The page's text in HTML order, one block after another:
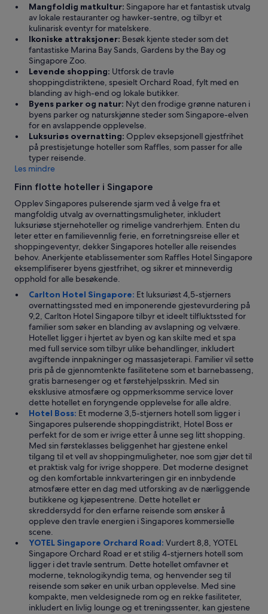
Mangfoldig matkultur: Singapore har et fantastisk utvalg
av lokale restauranter og hawker-sentre, og tilbyr et
kulinarisk eventyr for matelskere.
Ikoniske attraksjoner: Besøk kjente steder som det
fantastiske Marina Bay Sands, Gardens by the Bay og
Singapore Zoo.
Levende shopping: Utforsk de travle
shoppingdistriktene, spesielt Orchard Road, fylt med en
blanding av high-end og lokale butikker.
Byens parker og natur: Nyt den frodige grønne naturen i
byens parker og naturskjønne steder som Singapore-elven
for en avslappende opplevelse.
Luksuriøs overnatting: Opplev eksepsjonell gjestfrihet
på prestisjetunge hoteller som Raffles, som passer for alle
typer reisende.
Les mindre
Finn flotte hoteller i Singapore
Opplev Singapores pulserende sjarm ved å velge fra et
mangfoldig utvalg av overnattingsmuligheter, inkludert
luksuriøse stjernehoteller og rimelige vandrerhjem. Enten du
leter etter en familievennlig ferie, en forretningsreise eller et
shoppingeventyr, dekker Singapores hoteller alle reisendes
behov. Anerkjente etablissementer som Raffles Hotel Singapore
eksemplifiserer byens gjestfrihet, og sikrer et minneverdig
opphold for alle besøkende.
Carlton Hotel Singapore: Et luksuriøst 4,5-stjerners
overnattingssted med en imponerende gjestevurdering på
9,2, Carlton Hotel Singapore tilbyr et ideelt tilfluktssted for
familier som søker en blanding av avslapning og velvære.
Hotellet ligger i hjertet av byen og kan skilte med et spa
med full service som tilbyr ulike behandlinger, inkludert
avgiftende innpakninger og massasjeterapi. Familier vil sette
pris på de gjennomtenkte fasilitetene som et barnebasseng,
gratis barnesenger og et førstehjelpsskrin. Med sin
eksklusive atmosfære og oppmerksomme service lover
dette hotellet en foryngende opplevelse for alle aldre.
Hotel Boss: Et moderne 3,5-stjerners hotell som ligger i
Singapores pulserende shoppingdistrikt, Hotel Boss er
perfekt for de som er ivrige etter å unne seg litt shopping.
Med sin førsteklasses beliggenhet har gjestene enkel
tilgang til et vell av shoppingmuligheter, noe som gjør det til
et praktisk valg for ivrige shoppere. Det moderne designet
og den komfortable innkvarteringen gir en innbydende
atmosfære etter en dag med utforsking av de nærliggende
butikkene og kjøpesentrene. Dette hotellet er
skreddersydd for den erfarne reisende som ønsker å
oppleve den travle energien i Singapores kommersielle
scene.
YOTEL Singapore Orchard Road: Vurdert 8,8, YOTEL
Singapore Orchard Road er et stilig 4-stjerners hotell som
ligger i det travle sentrum. Dette hotellet omfavner et
moderne, teknologikyndig tema, og henvender seg til
reisende som søker en unik urban opplevelse. Med sine
kompakte, men veldesignede rom og en rekke fasiliteter,
inkludert en livlig lounge og et treningssenter, kan gjestene